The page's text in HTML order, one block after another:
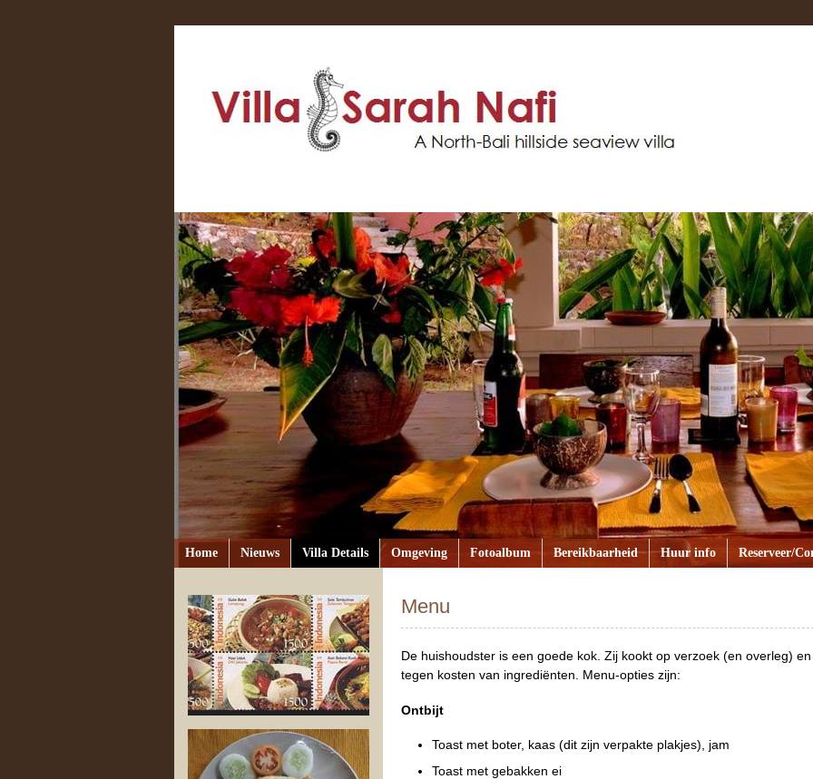
Home Nieuws Villa Details Omgeving Fotoalbum Bereikbaarheid Huur info Reserveer/
Menu
De huishoudster is een goede kok. Zij kookt op verzoek (en overleg) en
tegen kosten van ingrediënten. Menu-opties zijn:
Ontbijt
Toast met boter, kaas (dit zijn verpakte plakjes), jam
Toast met gebakken ei